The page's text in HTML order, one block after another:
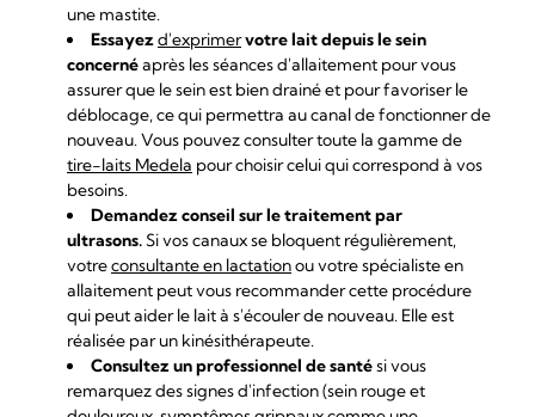
une mastite.
Essayezd'exprimervotre lait depuis le sein
concernéaprès les séances d'allaitement pour vous
assurer que le sein est bien drainé et pour favoriser le
déblocage, ce qui permettra au canal de fonctionner de
nouveau. Vous pouvez consulter toute la gamme de
tire-laits Medela pour choisir celui qui correspond à vos
besoins.
Demandez conseil sur le traitement par
ultrasons.Si vos canaux se bloquent régulièrement,
votreconsultante en lactationou votre spécialiste en
allaitement peut vous recommander cette procédure
qui peut aider le lait à s'écouler de nouveau. Elle est
réalisée par un kinésithérapeute.
Consultez un professionnel de santési vous
remarquez des signes d'infection (sein rouge et